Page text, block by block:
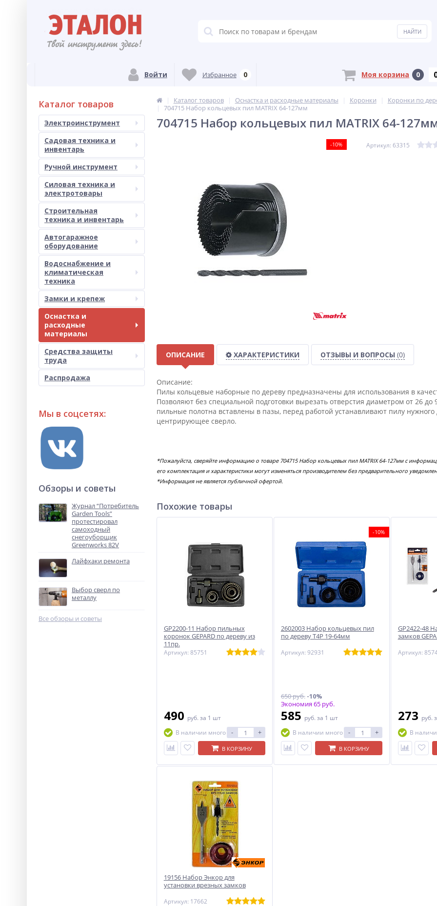
Войти Избранное 0 Моя корзина 0
Каталог товаров
Электроинструмент
Садовая техника и
инвентарь
Ручной инструмент
Силовая техника и
электротовары
Строительная
техника и инвентарь
Автогаражное
оборудование
Водоснабжение и
климатическая
техника
Замки и крепеж
Оснастка и
расходные
материалы
Средства защиты
труда
Распродажа
Мы в соцсетях:
Обзоры и советы
Журнал “Потребитель
Garden Tools”
протестировал
самоходный
снегоуборщик
Greenworks 82V
Лайфхаки ремонта
Выбор сверл по
металлу
Все обзоры и советы
Каталог товаров Оснастка и расходные материалы Коронки
Коронки по
704715 Набор кольцевых пил MATRIX 64-127мм
704715 Набор кольцевых пил MATRIX 64-
-10% Артикул: 63315
ОПИСАНИЕ ХАРАКТЕРИСТИКИ ОТЗЫВЫ И ВОПРОСЫ (0)
Описание:
Пилы кольцевые наборные по дереву предназначены для использования в
Позволяют без специальной подготовки вырезать отверстия диаметром от 26
пильные полотна вставлены в пазы, перед работой устанавливают пилу
центрирующее сверло.
*Пожалуйста, сверяйте информацию о товаре 704715 Набор кольцевых пил MATRIX 64-127мм с
его комплектация и характеристики могут изменяться производителем без предварительного
*Информация не является публичной офертой.
Похожие товары
GP2200-11 Набор пильных
коронок GEPARD по дереву из
11пр.
Артикул: 85751
490 руб. за 1 шт
В наличии много
- +
В КОРЗИНУ
-10%
2602003 Набор кольцевых пил
по дереву T4P 19-64мм
Артикул: 92931
650 руб.-10%
Экономия 65 руб.
585 руб. за 1 шт
В наличии много
- +
В КОРЗИНУ
GP2422-48
замков
Артикул:
273 руб.
В
19156 Набор Энкор для
установки врезных замков
Артикул: 17662